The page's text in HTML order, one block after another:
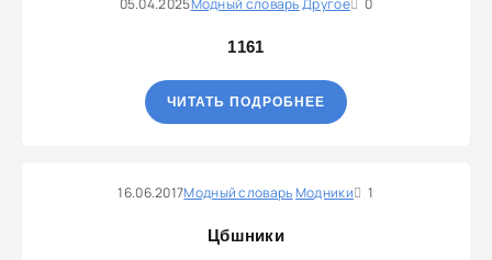
05.04.2025Модный словарьДругое 0
1161
ЧИТАТЬ ПОДРОБНЕЕ
16.06.2017Модный словарьМодники 1
Цбшники